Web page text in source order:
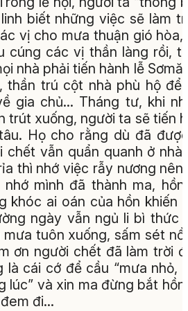
biết những việc sẽ làm
vị cho mưa thuận gió hòa,
cúng các vị thần làng rồi,
nhà phải tiến hành lễ
thần trú cột nhà phù hộ để
gia chủ… Tháng tư, khi
trút xuống, người ta sẽ tiến
Họ cho rằng dù đã
chết vẫn quẩn quanh ở nhà
thì nhớ việc rẫy nương nên
mình đã thành ma,
khóc ai oán của hồn khiến
ngày vẫn ngủ li bì thức
tuôn xuống, sấm sét
ơn người chết đã làm trời
là cái cớ để cầu “mưa nhỏ,
lúc” và xin ma đừng bắt hồn
đi…